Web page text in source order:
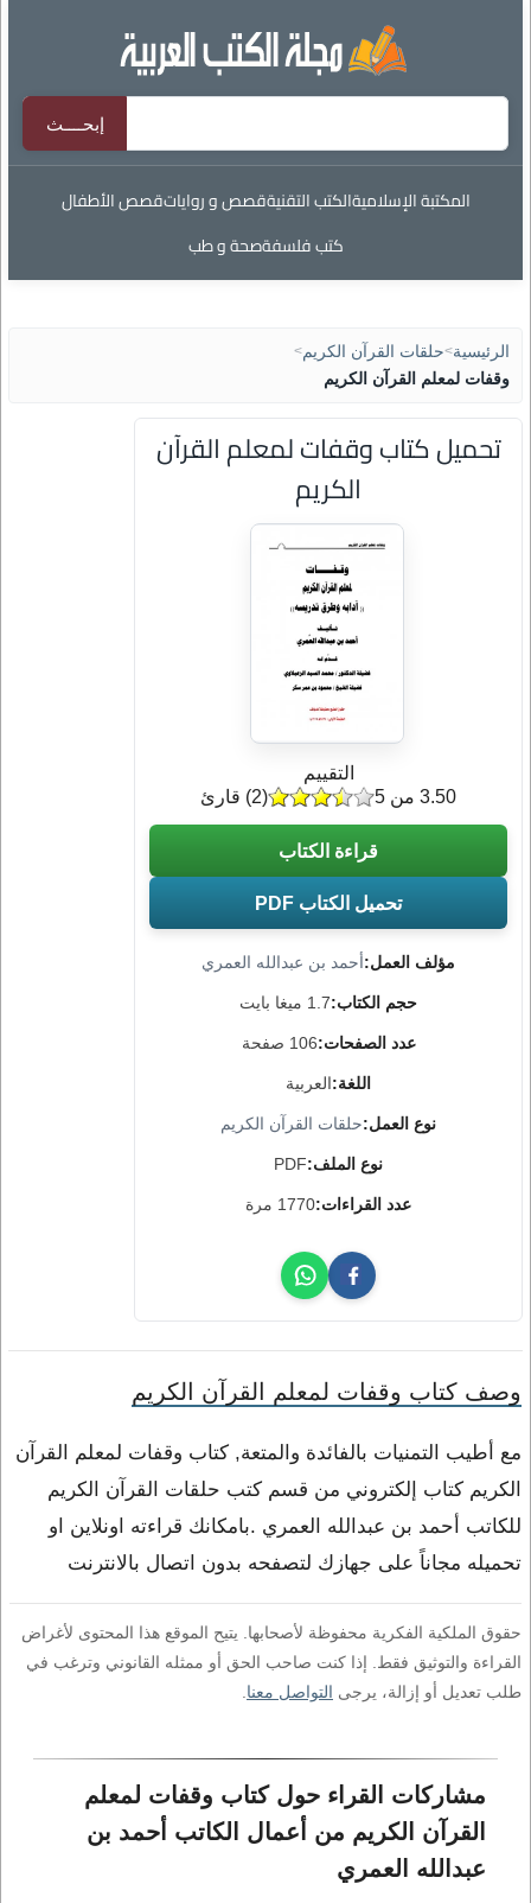
المكتبة الإسلاميةالكتب التقنيةقصص و رواياتقصص الأطفال
كتب فلسفةصحة و طب
الرئيسية>حلقات القرآن الكريم>
وقفات لمعلم القرآن الكريم
تحميل كتاب وقفات لمعلم القرآن
الكريم
مؤلف العمل:أحمد بن عبدالله العمري
حجم الكتاب:1.7 ميغا بايت
عدد الصفحات:106 صفحة
اللغة:العربية
نوع العمل:حلقات القرآن الكريم
نوع الملف:PDF
عدد القراءات:1770 مرة
التقييم
(
2) قارئ 3.50 من 5
قراءة الكتاب
تحميل الكتاب PDF
وصف كتاب وقفات لمعلم القرآن الكريم
مع أطيب التمنيات بالفائدة والمتعة, كتاب وقفات لمعلم القرآن
الكريم كتاب إلكتروني من قسم كتب حلقات القرآن الكريم
للكاتب أحمد بن عبدالله العمري .بامكانك قراءته اونلاين او
تحميله مجاناً على جهازك لتصفحه بدون اتصال بالانترنت
حقوق الملكية الفكرية محفوظة لأصحابها. يتيح الموقع هذا المحتوى لأغراض
القراءة والتوثيق فقط. إذا كنت صاحب الحق أو ممثله القانوني وترغب في
طلب تعديل أو إزالة، يرجى التواصل معنا
مشاركات القراء حول كتاب وقفات لمعلم
القرآن الكريم من أعمال الكاتب أحمد بن
عبدالله العمري